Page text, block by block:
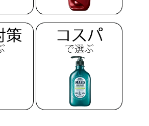
レス、サイトを保存する。